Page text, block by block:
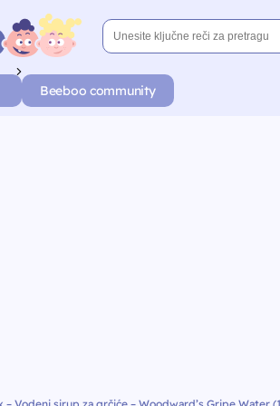
Beeboo community